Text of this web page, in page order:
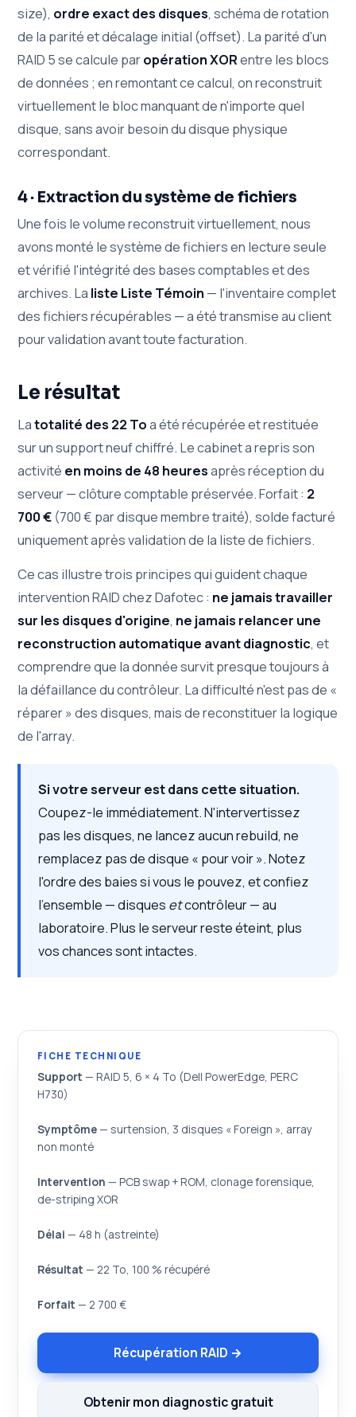
size), ordre exact des disques, schéma de rotation
de la parité et décalage initial (offset). La parité d'un
RAID 5 se calcule paropération XORentre les blocs
de données ; en remontant ce calcul, on reconstruit
virtuellement le bloc manquant de n'importe quel
disque, sans avoir besoin du disque physique
correspondant.
4 · Extraction du système de fichiers
Une fois le volume reconstruit virtuellement, nous
avons monté le système de fichiers en lecture seule
et vérifié l'intégrité des bases comptables et des
archives. La liste Liste Témoin — l'inventaire complet
des fichiers récupérables — a été transmise au client
pour validation avant toute facturation.
Le résultat
Latotalité des 22 Toa été récupérée et restituée
sur un support neuf chiffré. Le cabinet a repris son
activité en moins de 48 heuresaprès réception du
serveur — clôture comptable préservée. Forfait : 2
700 € (700 € par disque membre traité), solde facturé
uniquement après validation de la liste de fichiers.
Ce cas illustre trois principes qui guident chaque
intervention RAID chez Dafotec : ne jamais travailler
sur les disques d'origine, ne jamais relancer une
reconstruction automatique avant diagnostic, et
comprendre que la donnée survit presque toujours à
la défaillance du contrôleur. La difficulté n'est pas de «
réparer » des disques, mais de reconstituer la logique
de l'array.
Si votre serveur est dans cette situation.
Coupez-le immédiatement. N'intervertissez
pas les disques, ne lancez aucun rebuild, ne
remplacez pas de disque « pour voir ». Notez
l'ordre des baies si vous le pouvez, et confiez
l'ensemble — disques etcontrôleur — au
laboratoire. Plus le serveur reste éteint, plus
vos chances sont intactes.
FICHE TECHNIQUE
Support — RAID 5, 6 × 4 To (Dell PowerEdge, PERC
H730)
Symptôme— surtension, 3 disques « Foreign », array
non monté
Intervention — PCB swap + ROM, clonage forensique,
de-striping XOR
Délai — 48 h (astreinte)
Résultat — 22 To, 100 % récupéré
Forfait — 2 700 €
Récupération RAID →
Obtenir mon diagnostic gratuit